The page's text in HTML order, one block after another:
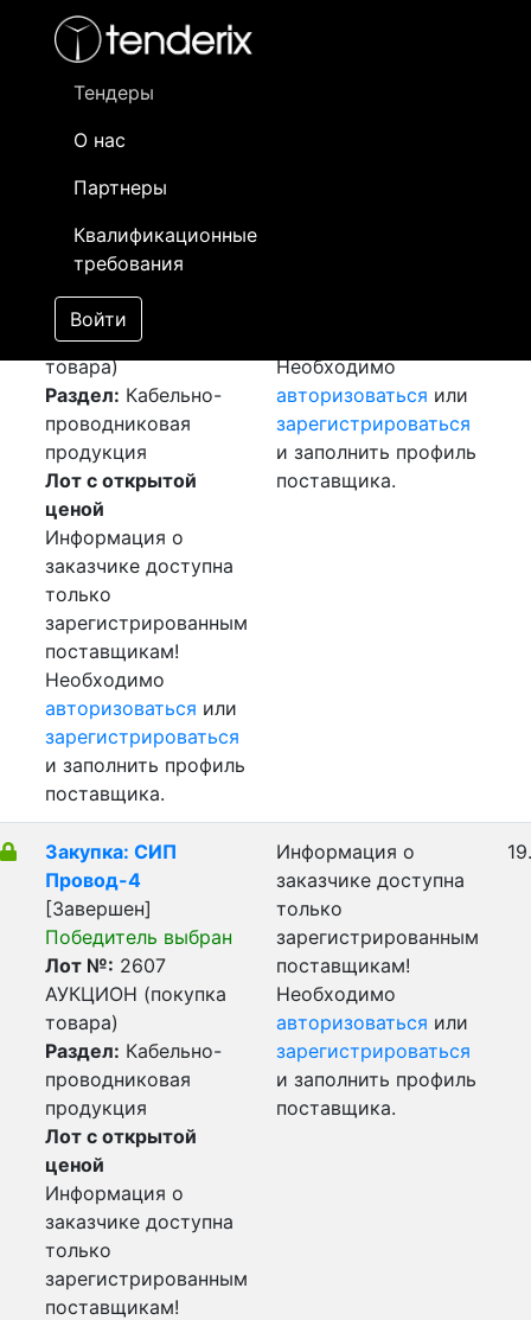
Тендеры
О нас
Партнеры
Квалификационные
требования
Войти
- активный лот
- сохраненный лот (не опубликован)
Закупка: Кабель
[Завершен]
Победитель выбран
Лот №:2608
АУКЦИОН (покупка
товара)
Раздел: Кабельно-
проводниковая
продукция
Лот с открытой
ценой
Информация о
заказчике доступна
только
зарегистрированным
поставщикам!
Необходимо
авторизоваться или
зарегистрироваться
и заполнить профиль
поставщика.
Необходимо
авторизоваться или
зарегистрироваться
и заполнить профиль
поставщика.
Закупка: СИП
Провод-4
[Завершен]
Победитель выбран
Лот №: 2607
АУКЦИОН (покупка
товара)
Раздел: Кабельно-
проводниковая
продукция
Лот с открытой
ценой
Информация о
заказчике доступна
только
зарегистрированным
поставщикам!
Информация о
заказчике доступна
только
зарегистрированным
поставщикам!
Необходимо
авторизоваться или
зарегистрироваться
и заполнить профиль
поставщика.